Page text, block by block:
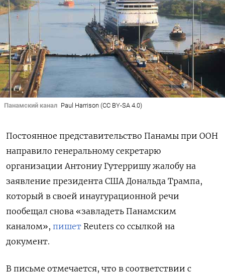
Панамский канал Paul Harrison (CC BY-SA 4.0)
Постоянное представительство Панамы при ООН
направило генеральному секретарю
организации Антониу Гутерришу жалобу на
заявление президента США Дональда Трампа,
который в своей инаугурационной речи
пообещал снова «завладеть Панамским
каналом», пишет Reuters со ссылкой на
документ.
В письме отмечается, что в соответствии с